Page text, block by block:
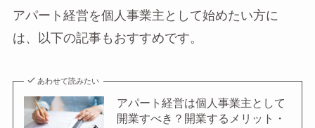
アパート経営を個人事業主として始めたい方に
は、以下の記事もおすすめです。
あわせて読みたい
アパート経営は個人事業主として
開業すべき？開業するメリット・